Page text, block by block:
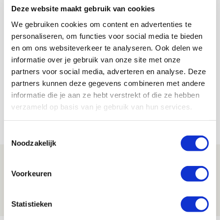
Deze website maakt gebruik van cookies
We gebruiken cookies om content en advertenties te
personaliseren, om functies voor social media te bieden
en om ons websiteverkeer te analyseren. Ook delen we
informatie over je gebruik van onze site met onze
partners voor social media, adverteren en analyse. Deze
partners kunnen deze gegevens combineren met andere
informatie die je aan ze hebt verstrekt of die ze hebben
verzameld op basis van je gebruik van hun services.
Noodzakelijk
Voorkeuren
Statistieken
Fijne wallpaper om
droomweek mee af te sluiten
Gastblogger
Bekijk alle berichten van Gastblogger
Net binnen //
Zwolle - Ajax
NIEUWS